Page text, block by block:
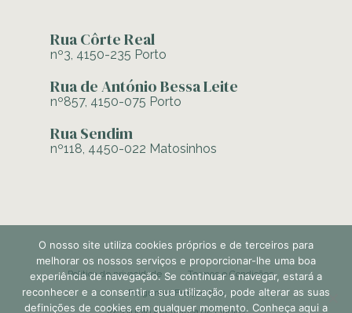
Rua Côrte Real
nº3, 4150-235 Porto
Rua de António Bessa Leite
nº857, 4150-075 Porto
Rua Sendim
nº118, 4450-022 Matosinhos
Política de privacidade
Termos e Condições
Perguntas Frequentes
O nosso site utiliza cookies próprios e de terceiros para
melhorar os nossos serviços e proporcionar-lhe uma boa
experiência de navegação. Se continuar a navegar, estará a
reconhecer e a consentir a sua utilização, pode alterar as suas
definições de cookies em qualquer momento. Conheça aqui a